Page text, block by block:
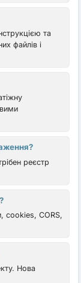
та
файлів і
реєстр
cookies, CORS,
Нова